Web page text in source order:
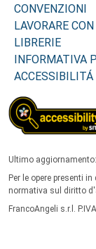
CONVENZIONI
LAVORARE
LIBRERIE
INFORMATIVA
ACCESSIBILITÁ
Ultimo
Per le opere presenti
normativa sul diritto
FrancoAngeli s.r.l.